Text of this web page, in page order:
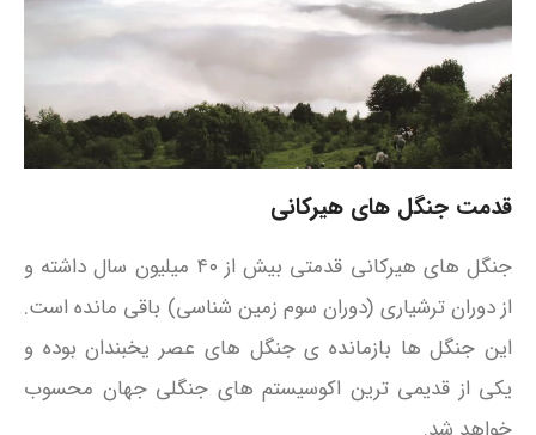
قدمت جنگل های هیرکانی
جنگل‌ های هیرکانی قدمتی بیش از ۴۰ میلیون سال داشته و
از دوران ترشیاری (دوران سوم زمین‌ شناسی) باقی مانده‌ است.
این جنگل‌ ها بازمانده‌ ی جنگل‌ های عصر یخبندان بوده و
یکی از قدیمی‌ ترین اکوسیستم‌ های جنگلی جهان محسوب